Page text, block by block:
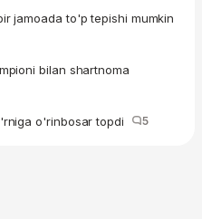
jamoada to'p tepishi mumkin
bilan shartnoma
o'rinbosar topdi 5